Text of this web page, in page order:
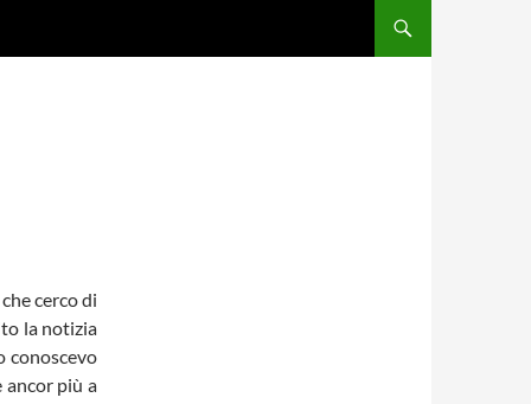
cerco di
la notizia
conoscevo
ancor più a